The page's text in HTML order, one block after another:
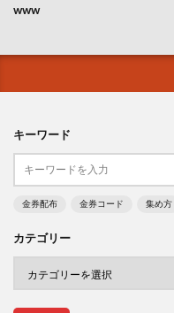
www
キーワード
金券配布 金券コード 集め方
カテゴリー